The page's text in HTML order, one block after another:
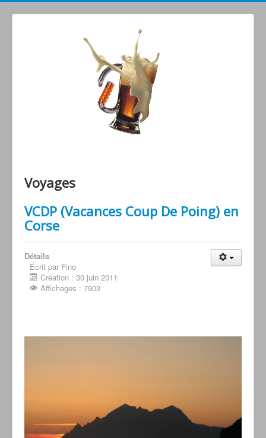
Voyages
VCDP (Vacances Coup De Poing) en
Corse
Détails
Écrit par Fino
Création : 30 juin 2011
Affichages : 7903